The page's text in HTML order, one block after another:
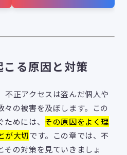
る原因と対策
不正アクセスは盗んだ個人や
の被害を及ぼします。この
めには、 その原因をよく理
が大切です。この章では、不
その対策を見ていきましょ